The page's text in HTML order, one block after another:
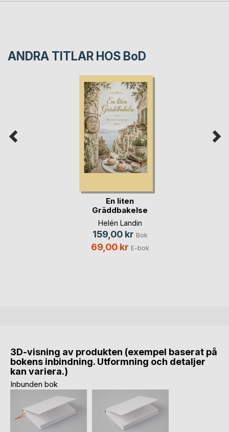
ANDRA TITLAR HOS BoD
En liten
Gräddbakelse
Helén Landin
159,00 kr Bok
69,00 kr E-bok
3D-visning av produkten (exempel baserat på
bokens inbindning. Utformning och detaljer
kan variera.)
Inbunden bok